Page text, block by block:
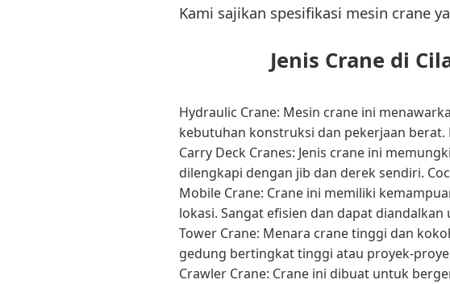
Kami sajikan spesifikasi mesin crane
Jenis Crane di
Hydraulic Crane: Mesin crane ini
kebutuhan konstruksi dan pekerjaan
Carry Deck Cranes: Jenis crane ini
dilengkapi dengan jib dan derek sendiri.
Mobile Crane: Crane ini memiliki
lokasi. Sangat efisien dan dapat
Tower Crane: Menara crane tinggi dan
gedung bertingkat tinggi atau proyek-
Crawler Crane: Crane ini dibuat untuk